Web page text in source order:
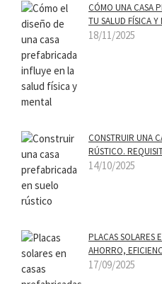
CÓMO UNA CASA
TU SALUD FÍSICA Y
18/11/2025
CONSTRUIR UNA
RÚSTICO.
14/10/2025
PLACAS SOLARES
AHORRO,
17/09/2025